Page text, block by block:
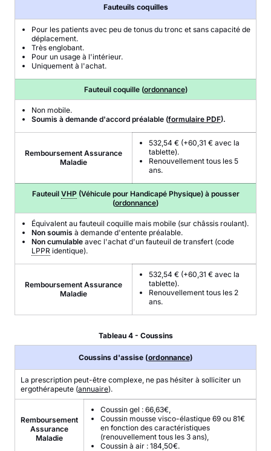
Fauteuils coquilles
Pour les patients avec peu de tonus du tronc et sans capacité de
déplacement.
Très englobant.
Pour un usage à l'intérieur.
Uniquement à l'achat.
Fauteuil coquille (ordonnance)
Non mobile.
Soumis à demande d'accord préalable (formulaire PDF).
Remboursement Assurance
Maladie
532,54 € (+60,31 € avec la
tablette).
Renouvellement tous les 5
ans.
Fauteuil VHP(Véhicule pour Handicapé Physique) à pousser
(ordonnance)
Équivalent au fauteuil coquille mais mobile (sur châssis roulant).
Non soumis à demande d'entente préalable.
Non cumulable avec l'achat d'un fauteuil de transfert (code
LPPR identique).
Remboursement Assurance
Maladie
532,54 € (+60,31 € avec la
tablette).
Renouvellement tous les 2
ans.
Tableau 4 - Coussins
Coussins d'assise (ordonnance)
La prescription peut-être complexe, ne pas hésiter à solliciter un
ergothérapeute (annuaire).
Remboursement
Assurance
Maladie
Coussin gel : 66,63€,
Coussin mousse visco-élastique 69 ou 81€
en fonction des caractéristiques
(renouvellement tous les 3 ans),
Coussin à air : 184,50€.